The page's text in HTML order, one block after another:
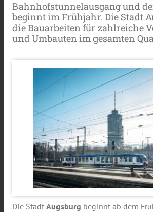
Bahnhofstunnelausgang und
beginnt im Frühjahr. Die Stadt
die Bauarbeiten für zahlreiche
und Umbauten im gesamten
Die Stadt Augsburg beginnt ab dem